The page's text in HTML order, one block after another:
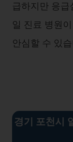
급하지만 응급
일 진료 병원
안심할 수 있
경기 포천시